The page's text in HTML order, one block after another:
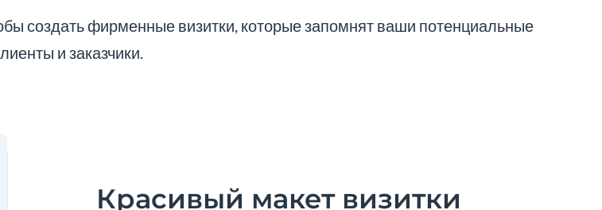
создать фирменные визитки, которые запомнят ваши потенциальные
и заказчики.
Красивый макет визитки